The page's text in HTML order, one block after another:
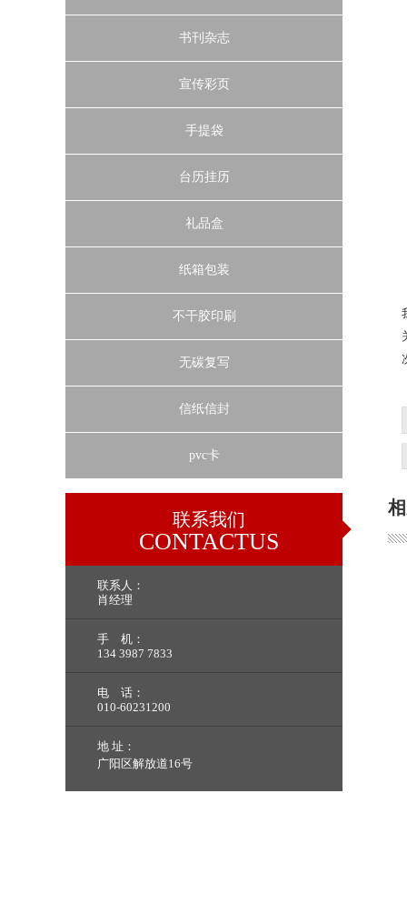
书刊杂志
宣传彩页
手提袋
台历挂历
礼品盒
纸箱包装
不干胶印刷
无碳复写
信纸信封
pvc卡
联系我们
CONTACTUS
联系人：
肖经理
手 机：
134 3987 7833
电 话：
010-60231200
地 址：
广阳区解放道16号